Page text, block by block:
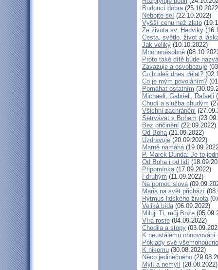
Budoucí dobra
Nebojte se! (22.10.2022)
Vyšší cenu než zlato
Ze života sv. Hedviky
Cesta, světlo, život a
Jak veliký (10.10.2022)
Mnohonásobně
Proto také dítě bude
Zavazuje a osvobozuje
Co budeš dnes dělat?
Co je mým povoláním?
Pomáhat ostatním
Michaeli, Gabrieli, Rafaeli
Chudí a služba chudým
Všichni zachráněni
Setrvávat s Bohem
Bez přičinění (22.09.2022)
Od Boha(21.09.2022)
Uzdravuje (20.09.2022)
Marně namáhá
P. Marek Dunda: Je to
Od Boha i od lidí
Připomínka(17.09.2022)
I druhým (11.09.2022)
Na pomoc slova
Maria na svět přichází
Rytmus lidského života
Veliká bída(06.09.2022)
Miluji Ti, můj Bože
Víra roste (04.09.2022)
Chodila a stopy
K neustálému obnovování
Poklady své
K nikomu (30.08.2022)
Něco jedinečného
Mýlí a nemýlí (28.08.2022)